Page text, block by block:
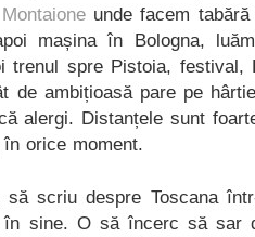
Montaione unde facem
mașina în Bologna,
trenul spre Pistoia, festival,
de ambițioasă pare pe
alergi. Distanțele sunt
orice moment.
să scriu despre Toscana
în sine. O să încerc să sar